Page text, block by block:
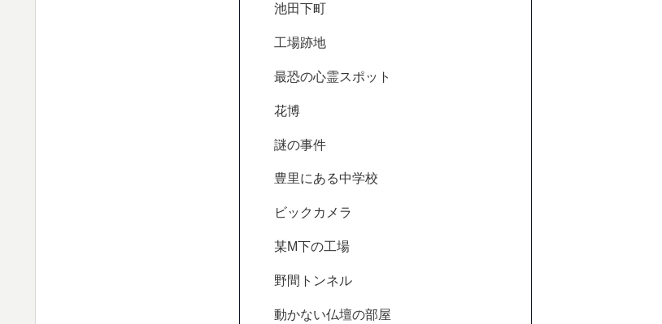
池田下町
工場跡地
最恐の心霊スポット
花博
謎の事件
豊里にある中学校
ビックカメラ
某M下の工場
野間トンネル
動かない仏壇の部屋